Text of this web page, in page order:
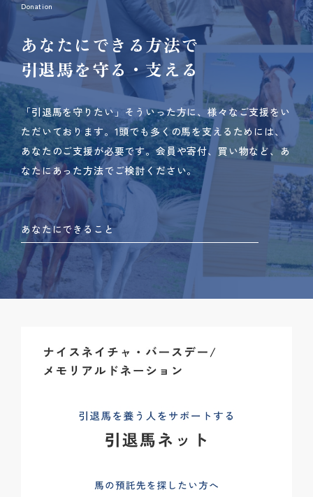
Donation
あなたにできる方法で
引退馬を守る・支える
「引退馬を守りたい」そういった方に、様々なご支援をい
ただいております。 1頭でも多くの馬を支えるためには、
あなたのご支援が必要です。 会員や寄付、買い物など、あ
なたにあった方法でご検討ください。
あなたにできること